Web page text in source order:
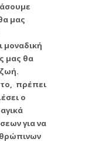
μας
μας θα
πρέπει
ο
για να